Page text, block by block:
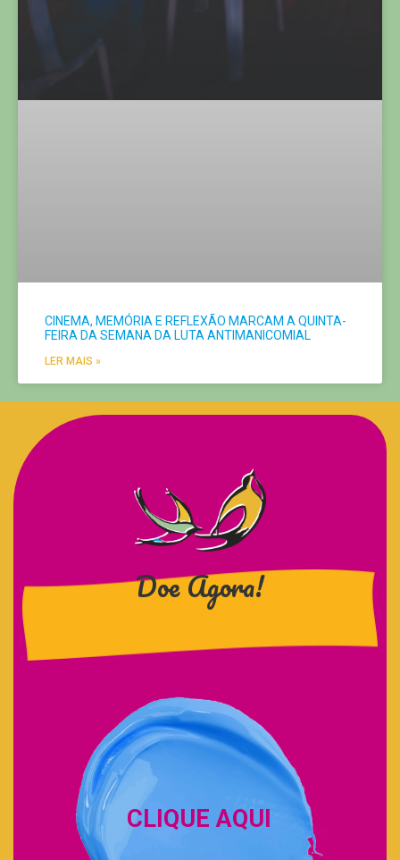
CINEMA, MEMÓRIA E REFLEXÃO MARCAM A QUINTA-
FEIRA DA SEMANA DA LUTA ANTIMANICOMIAL
LER MAIS »
Doe Agora!
CLIQUE AQUI